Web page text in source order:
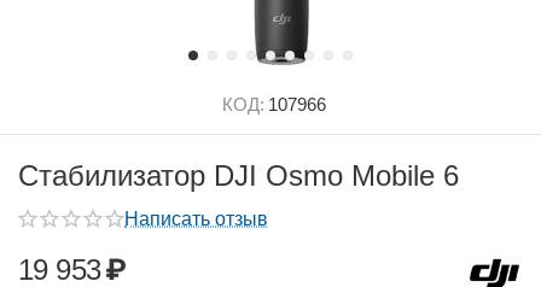
КОД: 107966
Стабилизатор DJI Osmo Mobile 6
Написать отзыв
19 953₽